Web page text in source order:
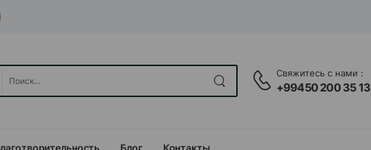
Свяжитесь с нами :
+99450 200 35 13
Блог Контакты